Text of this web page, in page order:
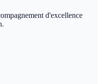
d'excellence